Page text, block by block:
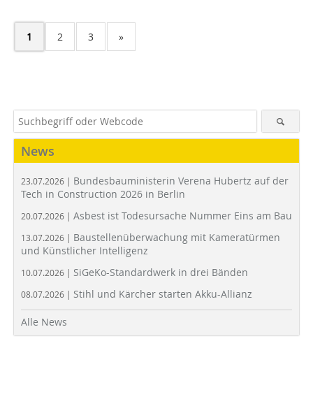
1 2 3 »
News
23.07.2026 | Bundesbauministerin Verena Hubertz auf der
Tech in Construction 2026 in Berlin
20.07.2026 | Asbest ist Todesursache Nummer Eins am Bau
13.07.2026 | Baustellenüberwachung mit Kameratürmen
und Künstlicher Intelligenz
10.07.2026 | SiGeKo-Standardwerk in drei Bänden
08.07.2026 | Stihl und Kärcher starten Akku-Allianz
Alle News